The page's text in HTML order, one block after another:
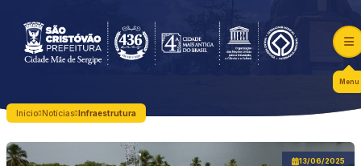
Menu
Início Notícias Infraestrutura
13/06/2025